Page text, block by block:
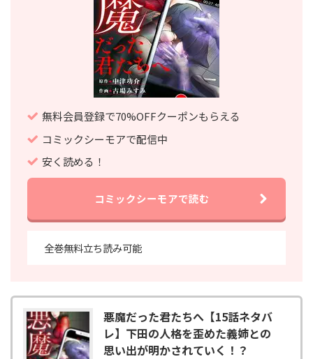
無料会員登録で70%OFFクーポンもらえる
コミックシーモアで配信中
安く読める！
コミックシーモアで読む
全巻無料立ち読み可能
悪魔だった君たちへ【15話ネタバ
レ】下田の人格を歪めた義姉との
思い出が明かされていく！？